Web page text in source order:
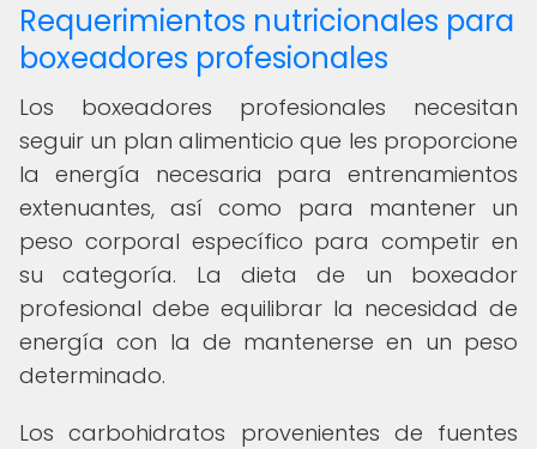
Requerimientos nutricionales para
boxeadores profesionales
Los boxeadores profesionales necesitan
seguir un plan alimenticio que les proporcione
la energía necesaria para entrenamientos
extenuantes, así como para mantener un
peso corporal específico para competir en
su categoría. La dieta de un boxeador
profesional debe equilibrar la necesidad de
energía con la de mantenerse en un peso
determinado.
Los carbohidratos provenientes de fuentes